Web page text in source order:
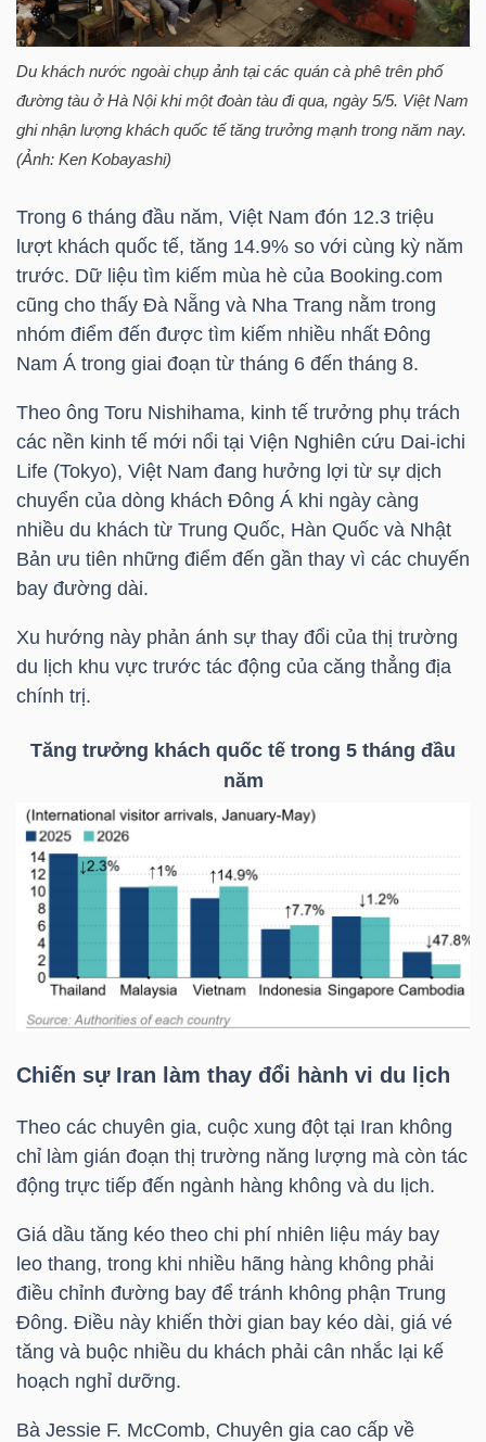
Du khách nước ngoài chụp ảnh tại các quán cà phê trên phố
đường tàu ở Hà Nội khi một đoàn tàu đi qua, ngày 5/5. Việt Nam
ghi nhận lượng khách quốc tế tăng trưởng mạnh trong năm nay.
(Ảnh: Ken Kobayashi)
Trong 6 tháng đầu năm, Việt Nam đón 12.3 triệu
lượt khách quốc tế, tăng 14.9% so với cùng kỳ năm
trước. Dữ liệu tìm kiếm mùa hè của Booking.com
cũng cho thấy Đà Nẵng và Nha Trang nằm trong
nhóm điểm đến được tìm kiếm nhiều nhất Đông
Nam Á trong giai đoạn từ tháng 6 đến tháng 8.
Theo ông Toru Nishihama, kinh tế trưởng phụ trách
các nền kinh tế mới nổi tại Viện Nghiên cứu Dai-ichi
Life (Tokyo), Việt Nam đang hưởng lợi từ sự dịch
chuyển của dòng khách Đông Á khi ngày càng
nhiều du khách từ Trung Quốc, Hàn Quốc và Nhật
Bản ưu tiên những điểm đến gần thay vì các chuyến
bay đường dài.
Xu hướng này phản ánh sự thay đổi của thị trường
du lịch khu vực trước tác động của căng thẳng địa
chính trị.
Tăng trưởng khách quốc tế trong 5 tháng đầu
năm
Chiến sự Iran làm thay đổi hành vi du lịch
Theo các chuyên gia, cuộc xung đột tại Iran không
chỉ làm gián đoạn thị trường năng lượng mà còn tác
động trực tiếp đến ngành hàng không và du lịch.
Giá dầu tăng kéo theo chi phí nhiên liệu máy bay
leo thang, trong khi nhiều hãng hàng không phải
điều chỉnh đường bay để tránh không phận Trung
Đông. Điều này khiến thời gian bay kéo dài, giá vé
tăng và buộc nhiều du khách phải cân nhắc lại kế
hoạch nghỉ dưỡng.
Bà Jessie F. McComb, Chuyên gia cao cấp về
HÀNG
HÓA
KINH
THẾ
GIỚI
ĐÔNG
DƯƠNG
NHÂN
TÍCH
VĨ
MÔ
DOANH
NGHIỆP
CỔ
PHIẾU
PHÁI